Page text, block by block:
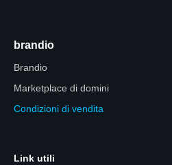
brandio
Brandio
Marketplace di domini
Condizioni di vendita
Link utili